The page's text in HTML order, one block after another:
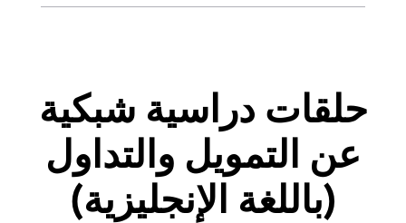
حلقات دراسية شبكية
عن التمويل والتداول
(باللغة الإنجليزية)